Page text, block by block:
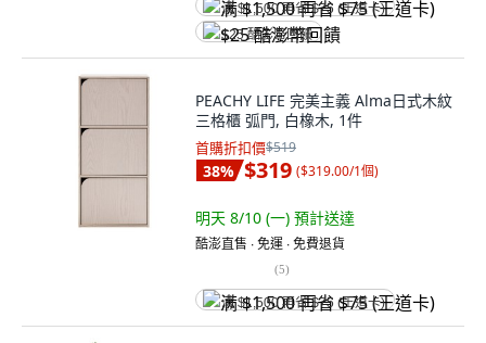
满 $1,500 再省 $75 (王道卡)
$25 酷澎幣回饋
PEACHY LIFE 完美主義 Alma日式木紋
三格櫃 弧門, 白橡木, 1件
首購折扣價$519
38% $319 ($319.00/1個)
明天 8/10 (一) 預計送達
酷澎直售 ∙ 免運 ∙ 免費退貨
(5)
满 $1,500 再省 $75 (王道卡)